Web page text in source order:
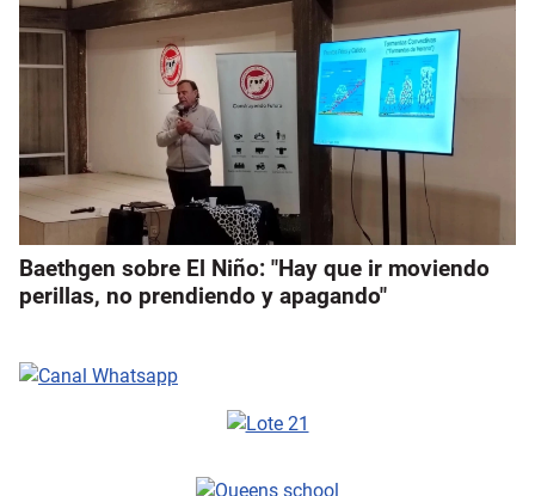
Baethgen sobre El Niño: "Hay que ir moviendo
perillas, no prendiendo y apagando"